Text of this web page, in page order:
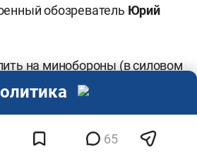
обозреватель Юрий
на минобороны (в силовом
нельзя. Если мы вывели
кстати, и Владимир
вывели, а какой фактор
65